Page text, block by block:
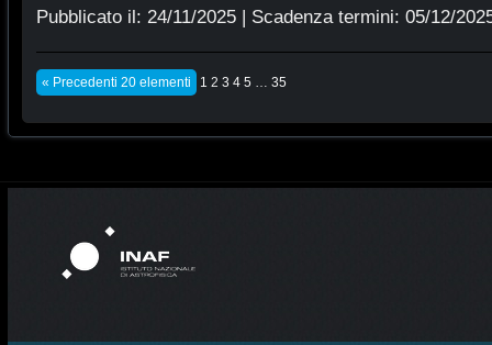
Pubblicato il: 24/11/2025| Scadenza termini: 05/12/
« Precedenti 20 elementi 1 2 3 4 5 35